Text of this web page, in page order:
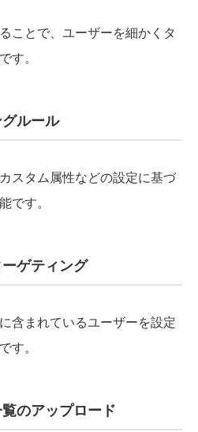
ことで、ユーザーを細かくタ
す。
ルール
スタム属性などの設定に基づ
です。
ゲティング
含まれているユーザーを設定
す。
のアップロード